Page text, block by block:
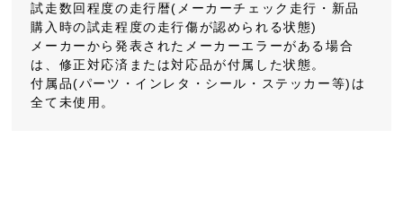
試走数回程度の走行暦(メーカーチェック走行・新品
購入時の試走程度の走行傷が認められる状態)
メーカーから発表されたメーカーエラーがある場合
は、修正対応済または対応品が付属した状態。
付属品(パーツ・インレタ・シール・ステッカー等)は
全て未使用。